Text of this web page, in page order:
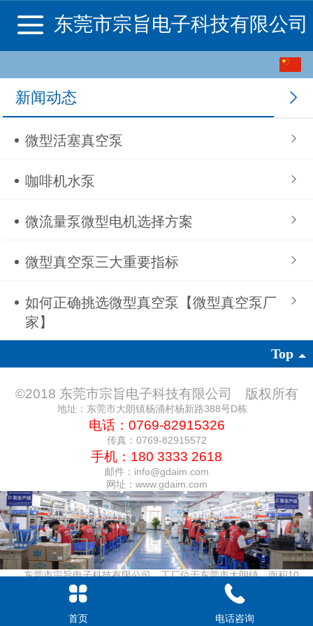
东莞市宗旨电子科技有限公司
新闻动态
微型活塞真空泵
咖啡机水泵
微流量泵微型电机选择方案
微型真空泵三大重要指标
如何正确挑选微型真空泵【微型真空泵厂
家】
Top
©2018 东莞市宗旨电子科技有限公司 版权所有
地址：东莞市大朗镇杨涌村杨新路388号D栋
电话：0769-82915326
传真：0769-82915572
手机：180 3333 2618
邮件：info@gdaim.com
网址：www.gdaim.com
东莞市宗旨电子科技有限公司，工厂位于东莞市大朗镇，面积10，
000平方米，从业员工300多名，是一家专业从事微型隔膜真空泵、活塞
真空泵、水泵、气泵、蠕动泵、泡沫泵、电磁气阀、脉冲水阀、直流电
机、直流无刷电机、减速箱电机的设计开发、生产销售的高新技术企业。
首页 电话咨询